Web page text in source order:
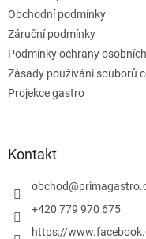
Obchodní podmínky
Záruční podmínky
Podmínky ochrany
Zásady používání souborů
Projekce gastro
Kontakt
obchod@
+420 779 970 675
https://